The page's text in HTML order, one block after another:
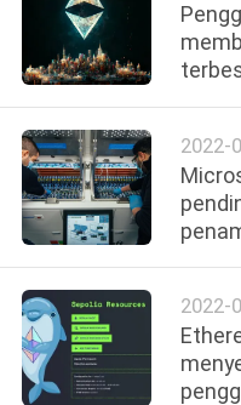
HUBUNGI
KAMI
KASUS
PERMINTAAN
PENAWARAN
SHOPPING
2022-
2022-